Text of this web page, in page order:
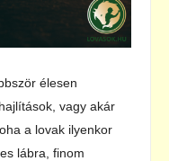
élesen
vagy akár
a lovak ilyenkor
lábra, finom